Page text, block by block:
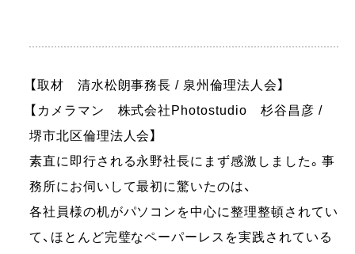
【取材 清水松朗事務長 / 泉州倫理法人会】
【カメラマン 株式会社Photostudio 杉谷昌彦 /
堺市北区倫理法人会】
素直に即行される永野社長にまず感激しました。事
務所にお伺いして最初に驚いたのは、
各社員様の机がパソコンを中心に整理整頓されてい
て、ほとんど完璧なペーパーレスを実践されている